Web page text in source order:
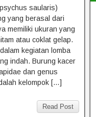
saularis)
yang berasal dari
memiliki ukuran yang
atau coklat gelap.
kegiatan lomba
indah. Burung kacer
dan genus
kelompok […]
Read Post